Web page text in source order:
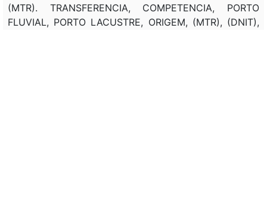
(MTR). TRANSFERENCIA, COMPETENCIA, PORTO
FLUVIAL, PORTO LACUSTRE, ORIGEM, (MTR), (DNIT),